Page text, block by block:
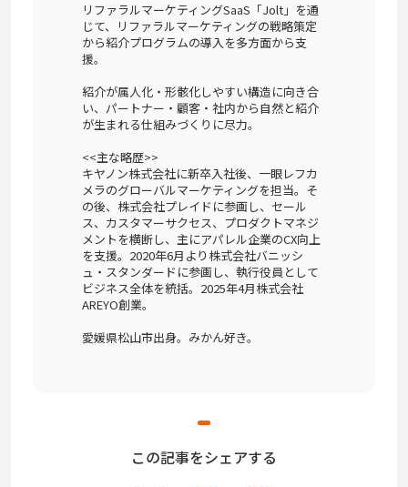
リファラルマーケティングSaaS「Jolt」を通
じて、リファラルマーケティングの戦略策定
から紹介プログラムの導入を多方面から支
援。
紹介が属人化・形骸化しやすい構造に向き合
い、パートナー・顧客・社内から自然と紹介
が生まれる仕組みづくりに尽力。
<<主な略歴>>
キヤノン株式会社に新卒入社後、一眼レフカ
メラのグローバルマーケティングを担当。そ
の後、株式会社プレイドに参画し、セール
ス、カスタマーサクセス、プロダクトマネジ
メントを横断し、主にアパレル企業のCX向上
を支援。2020年6月より株式会社バニッシ
ュ・スタンダードに参画し、執行役員として
ビジネス全体を統括。2025年4月株式会社
AREYO創業。
愛媛県松山市出身。みかん好き。
この記事をシェアする